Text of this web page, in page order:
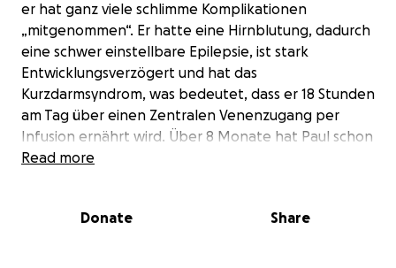
er hat ganz viele schlimme Komplikationen
„mitgenommen“. Er hatte eine Hirnblutung, dadurch
eine schwer einstellbare Epilepsie, ist stark
Entwicklungsverzögert und hat das
Kurzdarmsyndrom, was bedeutet, dass er 18 Stunden
am Tag über einen Zentralen Venenzugang per
Infusion ernährt wird. Über 8 Monate hat Paul schon
im Krankenhaus verbracht.
sofort super wohl gefühlt und vor Freude ganz laut
Read more
Donate Share